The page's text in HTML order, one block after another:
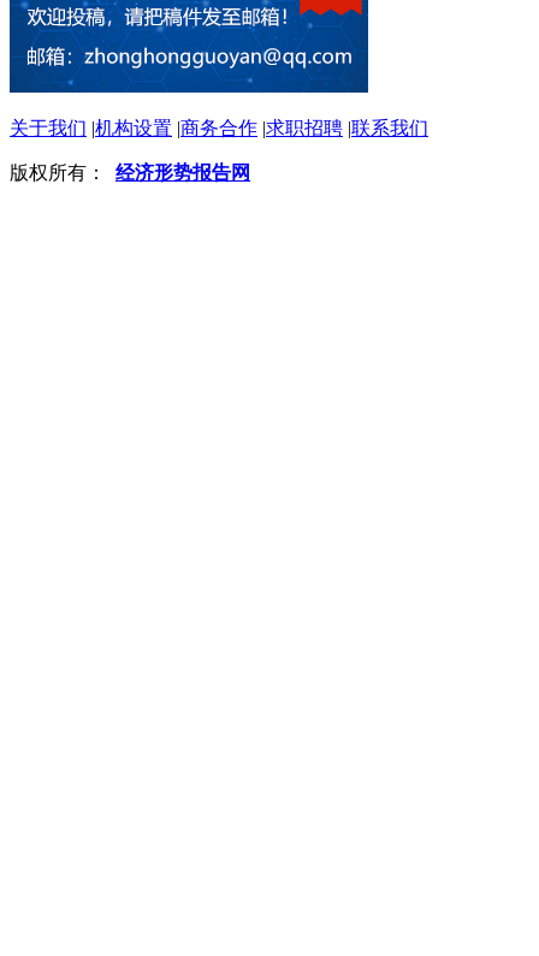
关于我们 |机构设置 |商务合作 |求职招聘 |联系我们
版权所有： 经济形势报告网